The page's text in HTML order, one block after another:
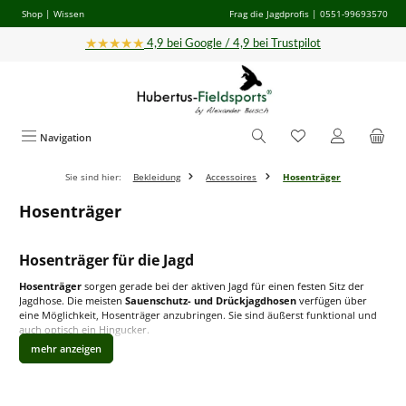
Zum Hauptinhalt springen
Shop | Wissen Frag die Jagdprofis | 0551-99693570
★★★★★ 4,9 bei Google / 4,9 bei Trustpilot
Navigation
Sie sind hier: Bekleidung Accessoires Hosenträger
Hosenträger
Hosenträger für die Jagd
Hosenträger sorgen gerade bei der aktiven Jagd für einen festen Sitz der
Jagdhose. Die meisten Sauenschutz- und Drückjagdhosen verfügen über
eine Möglichkeit, Hosenträger anzubringen. Sie sind äußerst funktional und
auch optisch ein Hingucker.
Wie finde ich die passenden Jagdhosenträger?